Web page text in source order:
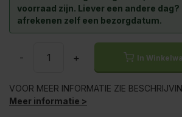
voorraad zijn. Liever een andere
afrekenen zelf een bezorgdatum.
- + In
VOOR MEER INFORMATIE ZIE
Meer informatie >